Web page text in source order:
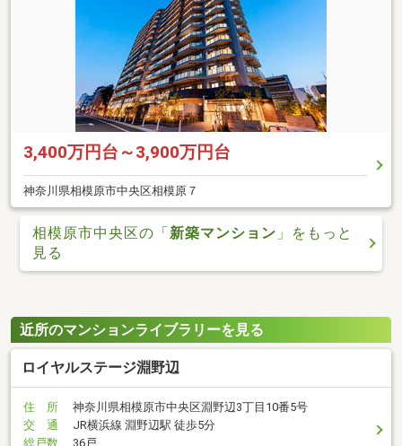
3,400万円台～3,900万円台
神奈川県相模原市中央区相模原７
相模原市中央区の「新築マンション 」をもっと
見る
近所のマンションライブラリーを見る
ロイヤルステージ淵野辺
住 所
神奈川県相模原市中央区淵野辺3丁目10番5号
交 通
JR横浜線 淵野辺駅 徒歩5分
総戸数
36戸